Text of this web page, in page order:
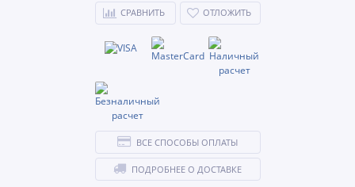
СРАВНИТЬ ОТЛОЖИТЬ
ВСЕ СПОСОБЫ ОПЛАТЫ
ПОДРОБНЕЕ О ДОСТАВКЕ